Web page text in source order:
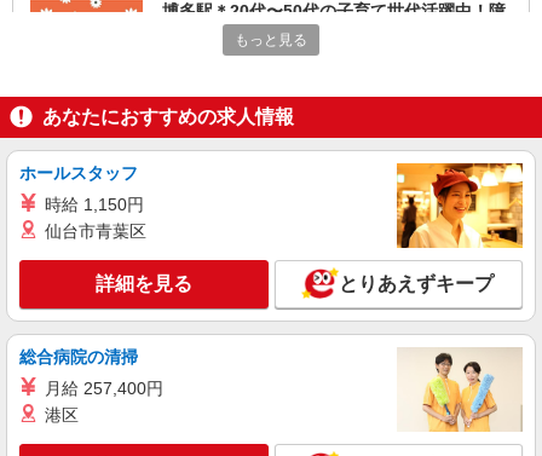
博多駅＊20代〜50代の子育て世代活躍中！障
がい者支援員◎
博多区 博多駅近く◎車通勤OK
キープ 詳細を見る
派遣社員
＜博多駅＞和気あいあいとした雰囲気！障がい
時給1450円〜2062円 ＜日払い有/週払い有/交
詳細を見る
もっと見る
あなたにおすすめの求人情報
ホールスタッフ
時給 1,150円
仙台市青葉区
詳細を見る とりあえずキープ
総合病院の清掃
月給 257,400円
港区